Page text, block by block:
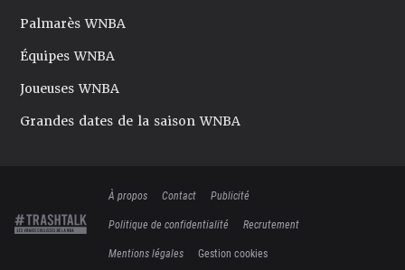
Palmarès WNBA
Équipes WNBA
Joueuses WNBA
Grandes dates de la saison WNBA
À propos Contact
Publicité
Politique de confidentialité
Recrutement
Mentions légales
Gestion cookies